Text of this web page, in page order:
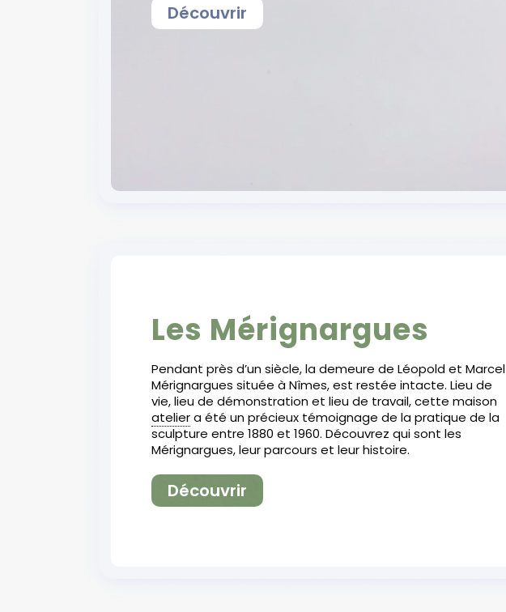
Découvrir
Les Mérignargues
Pendant près d’un siècle, la demeure de Léopold et Marcel
Mérignargues située à Nîmes, est restée intacte. Lieu de
vie, lieu de démonstration et lieu de travail, cette maison
ateliera été un précieux témoignage de la pratique de la
sculpture entre 1880 et 1960. Découvrez qui sont les
Mérignargues, leur parcours et leur histoire.
Découvrir